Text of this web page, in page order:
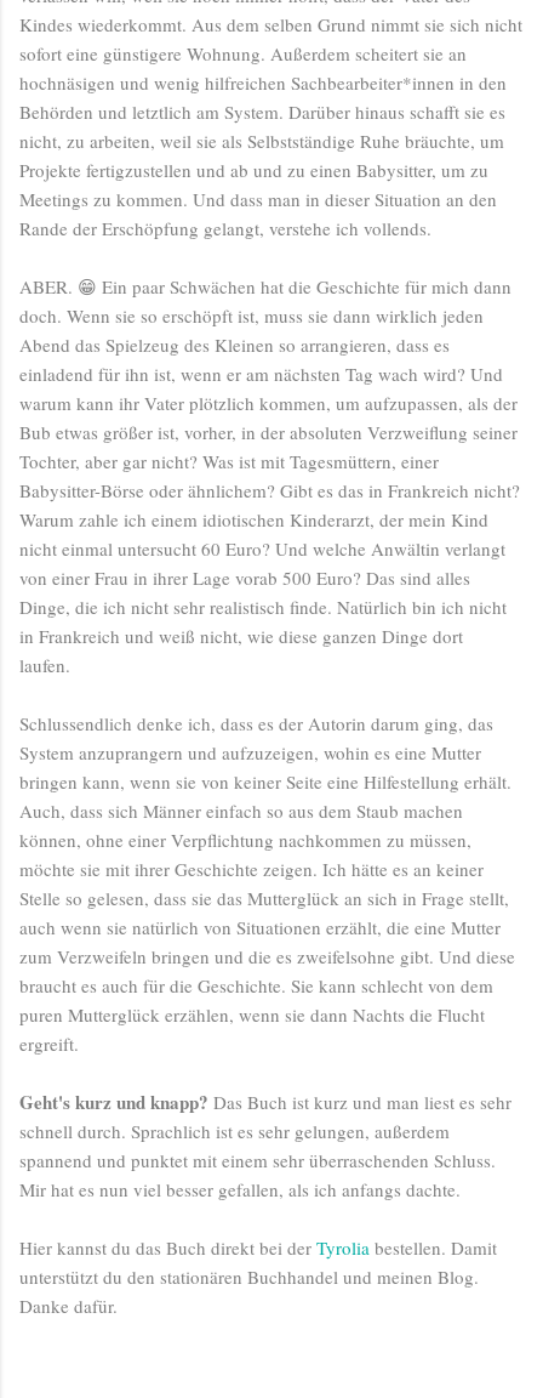
Kindes wiederkommt. Aus dem selben Grund nimmt sie sich nicht
sofort eine günstigere Wohnung. Außerdem scheitert sie an
hochnäsigen und wenig hilfreichen Sachbearbeiter*innen in den
Behörden und letztlich am System. Darüber hinaus schafft sie es
nicht, zu arbeiten, weil sie als Selbstständige Ruhe bräuchte, um
Projekte fertigzustellen und ab und zu einen Babysitter, um zu
Meetings zu kommen. Und dass man in dieser Situation an den
Rande der Erschöpfung gelangt, verstehe ich vollends.
ABER. 😁 Ein paar Schwächen hat die Geschichte für mich dann
doch. Wenn sie so erschöpft ist, muss sie dann wirklich jeden
Abend das Spielzeug des Kleinen so arrangieren, dass es
einladend für ihn ist, wenn er am nächsten Tag wach wird? Und
warum kann ihr Vater plötzlich kommen, um aufzupassen, als der
Bub etwas größer ist, vorher, in der absoluten Verzweiflung seiner
Tochter, aber gar nicht? Was ist mit Tagesmüttern, einer
Babysitter-Börse oder ähnlichem? Gibt es das in Frankreich nicht?
Warum zahle ich einem idiotischen Kinderarzt, der mein Kind
nicht einmal untersucht 60 Euro? Und welche Anwältin verlangt
von einer Frau in ihrer Lage vorab 500 Euro? Das sind alles
Dinge, die ich nicht sehr realistisch finde. Natürlich bin ich nicht
in Frankreich und weiß nicht, wie diese ganzen Dinge dort
laufen.
Schlussendlich denke ich, dass es der Autorin darum ging, das
System anzuprangern und aufzuzeigen, wohin es eine Mutter
bringen kann, wenn sie von keiner Seite eine Hilfestellung erhält.
Auch, dass sich Männer einfach so aus dem Staub machen
können, ohne einer Verpflichtung nachkommen zu müssen,
möchte sie mit ihrer Geschichte zeigen. Ich hätte es an keiner
Stelle so gelesen, dass sie das Mutterglück an sich in Frage stellt,
auch wenn sie natürlich von Situationen erzählt, die eine Mutter
zum Verzweifeln bringen und die es zweifelsohne gibt. Und diese
braucht es auch für die Geschichte. Sie kann schlecht von dem
puren Mutterglück erzählen, wenn sie dann Nachts die Flucht
ergreift.
Geht's kurz und knapp? Das Buch ist kurz und man liest es sehr
schnell durch. Sprachlich ist es sehr gelungen, außerdem
spannend und punktet mit einem sehr überraschenden Schluss.
Mir hat es nun viel besser gefallen, als ich anfangs dachte.
Hier kannst du das Buch direkt bei der Tyrolia bestellen. Damit
unterstützt du den stationären Buchhandel und meinen Blog.
Danke dafür.